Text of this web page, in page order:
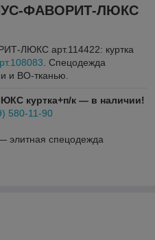
ФАВОРИТ-ЛЮКС
ЛЮКС арт.114422: куртка
. Спецодежда
и ВО-тканью.
куртка+п/к — в наличии!
580-11-90
элитная спецодежда